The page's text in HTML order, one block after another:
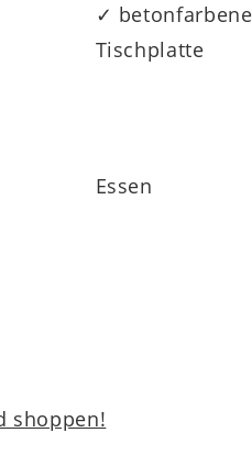
✓ betonfarbene
Tischplatte
Essen
shoppen!